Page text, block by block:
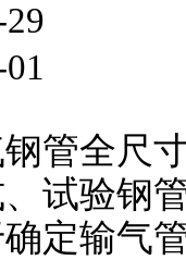
管全尺
试验钢
定输气